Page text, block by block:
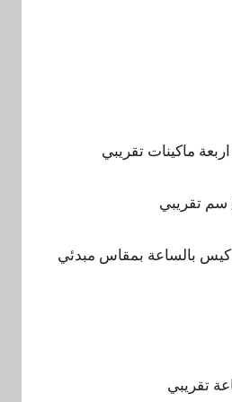
30 ضغطة بالدقيقة فى الجناح الواحد اى 60 للغرفة الواحدة اى 240 للغرفتان يساوى 14400 كيس بالساعة بمقاس مبدئي